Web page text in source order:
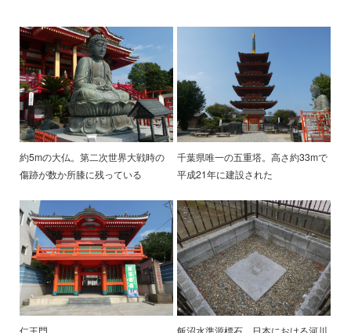
約5mの大仏。第二次世界大戦時の
傷跡が数か所膝に残っている
千葉県唯一の五重塔。高さ約33mで
平成21年に建設された